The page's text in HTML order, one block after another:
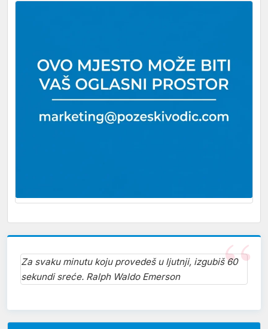
Za svaku minutu koju provedeš u ljutnji, izgubiš 60
sekundi sreće. Ralph Waldo Emerson